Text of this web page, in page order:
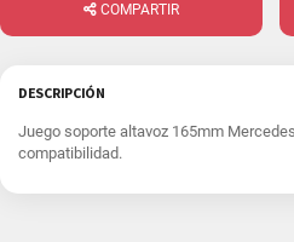
COMPARTIR
DESCRIPCIÓN
Juego soporte altavoz 165mm
compatibilidad.